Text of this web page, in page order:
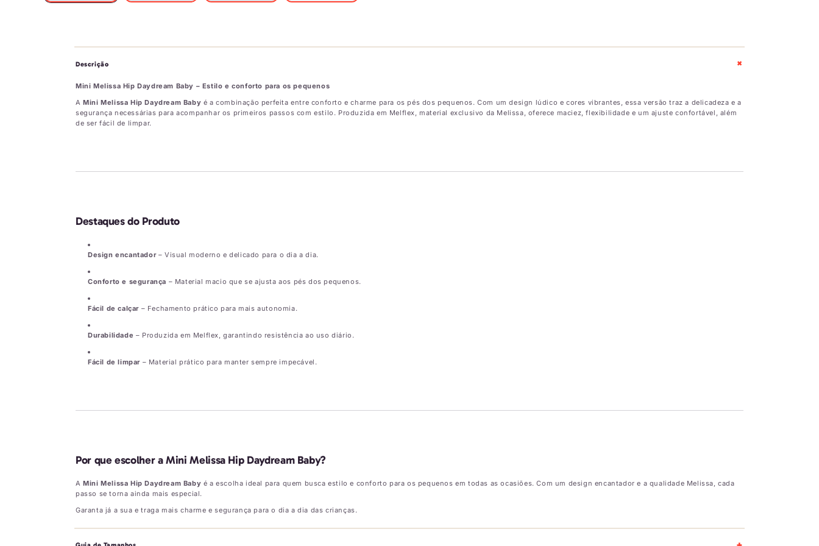
Descrição +
Mini Melissa Hip Daydream Baby – Estilo e conforto para os pequenos
AMini Melissa Hip Daydream Baby é a combinação perfeita entre conforto e charme para os pés dos pequenos. Com um design lúdico e cores vibrantes, essa versão traz a delicadeza e a
segurança necessárias para acompanhar os primeiros passos com estilo. Produzida em Melflex, material exclusivo da Melissa, oferece maciez, flexibilidade e um ajuste confortável, além
de ser fácil de limpar.
Destaques do Produto
Design encantador– Visual moderno e delicado para o dia a dia.
Conforto e segurança – Material macio que se ajusta aos pés dos pequenos.
Fácil de calçar – Fechamento prático para mais autonomia.
Durabilidade – Produzida em Melflex, garantindo resistência ao uso diário.
Fácil de limpar – Material prático para manter sempre impecável.
Por que escolher a Mini Melissa Hip Daydream Baby?
AMini Melissa Hip Daydream Baby é a escolha ideal para quem busca estilo e conforto para os pequenos em todas as ocasiões. Com um design encantador e a qualidade Melissa, cada
passo se torna ainda mais especial.
Garanta já a sua e traga mais charme e segurança para o dia a dia das crianças.